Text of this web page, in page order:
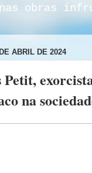
nas obras
ABRIL DE 2024
na